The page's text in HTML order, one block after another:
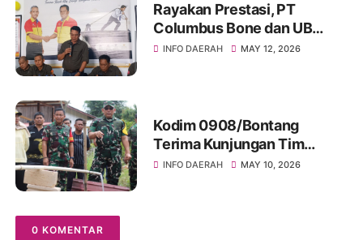
Rayakan Prestasi, PT
Columbus Bone dan UB
Parepare Bagikan Bonus
INFO DAERAH MAY 12, 2026
Kodim 0908/Bontang
Terima Kunjungan Tim
Wasev TMMD Ke-128 Tahun
INFO DAERAH MAY 10, 2026
0 KOMENTAR